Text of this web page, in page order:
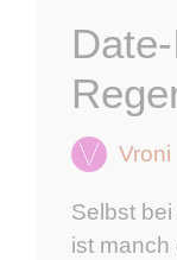
Vroni
Selbst
ist manch